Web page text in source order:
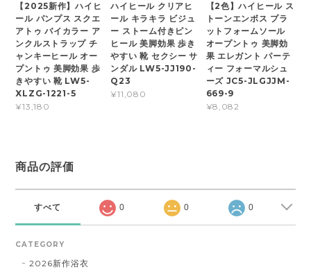
【2025新作】ハイヒ
ール パンプス スクエ
アトゥ バイカラー ア
ンクルストラップ チ
ャンキーヒール オー
プントゥ 美脚効果 歩
きやすい 靴 LW5-
XLZG-1221-5
¥13,180
ハイヒール クリアヒ
ール キラキラ ビジュ
ー ストーム付きピン
ヒール 美脚効果 歩き
やすい 靴 セクシー サ
ンダル LW5-JJ190-
Q23
¥11,080
【2色】ハイヒール ス
トーンエンボス プラ
ットフォームソール
オープントゥ 美脚効
果 エレガント パーテ
ィー フォーマルシュ
ーズ JC5-JLGJJM-
669-9
¥8,082
商品の評価
すべて 0 0 0
CATEGORY
2026新作浴衣